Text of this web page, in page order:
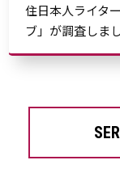
住日本人ライタ
ブ」が調査しま